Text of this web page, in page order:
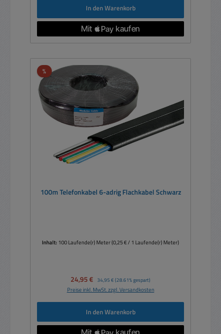
In den Warenkorb
%Rabatt
100m Telefonkabel 6-adrig Flachkabel Schwarz
Inhalt: 100 Laufende(r) Meter(0,25 € / 1 Laufende(r) Meter)
Verkaufspreis:
24,95 € Regulärer Preis:
34,95 € (28.61% gespart)
Preise inkl. MwSt. zzgl. Versandkosten
In den Warenkorb